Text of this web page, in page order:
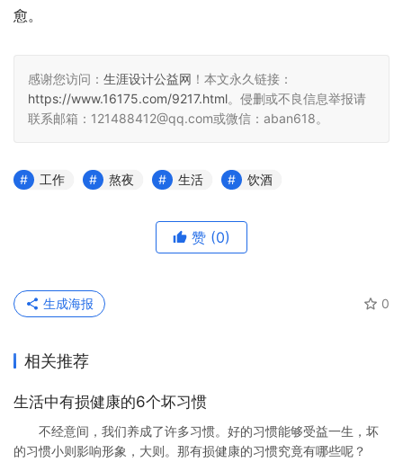
愈。
感谢您访问： 生涯设计公益网 ！本文永久链接：
https://www.16175.com/9217.html。侵删或不良信息举报请
联系邮箱：121488412@qq.com或微信：aban618。
工作 熬夜 生活 饮酒
赞 (0)
0
生成海报
相关推荐
生活中有损健康的6个坏习惯
不经意间，我们养成了许多习惯。好的习惯能够受益一生，坏
的习惯小则影响形象，大则。那有损健康的习惯究竟有哪些呢？